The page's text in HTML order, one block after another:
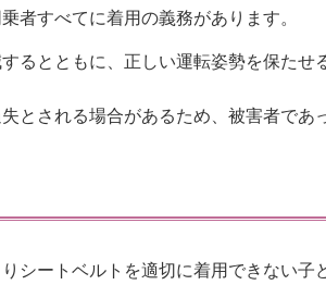
者すべてに着用の義務があります。
るとともに、正しい運転姿勢を保たせ
とされる場合があるため、被害者で
シートベルトを適切に着用できない